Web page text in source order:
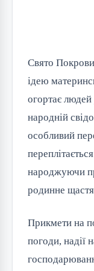
Свято
ідею
огортає
народній
особливий
народжуючи
родинне
Прикмети на
погоди, надії